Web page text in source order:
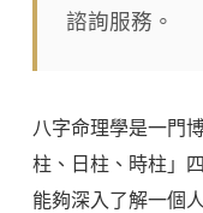
諮詢服務。
八字命理學是一門
柱、日柱、時柱」
能夠深入了解一個